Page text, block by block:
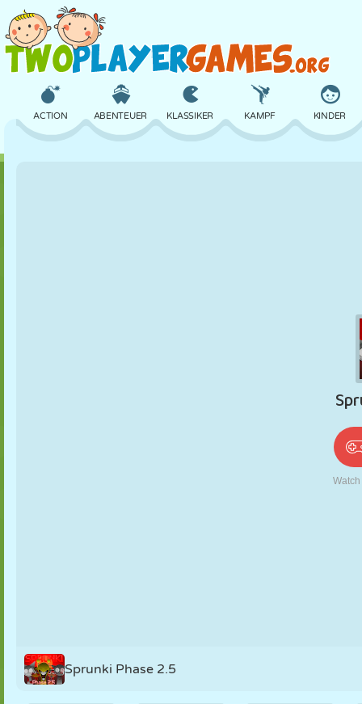
ACTION ABENTEUER KLASSIKER KAMPF KINDER
TIC TAC TOE
Sprunki Phase 2.5